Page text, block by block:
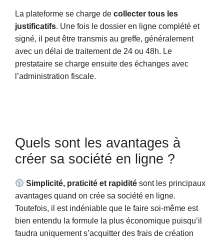
La plateforme se charge de collecter tous les
justificatifs. Une fois le dossier en ligne complété et
signé, il peut être transmis au greffe, généralement
avec un délai de traitement de 24 ou 48h. Le
prestataire se charge ensuite des échanges avec
l’administration fiscale.
Quels sont les avantages à
créer sa société en ligne ?
Simplicité, praticité et rapidité sont les principaux
avantages quand on crée sa société en ligne.
Toutefois, il est indéniable que le faire soi-même est
bien entendu la formule la plus économique puisqu’il
faudra uniquement s’acquitter des frais de création